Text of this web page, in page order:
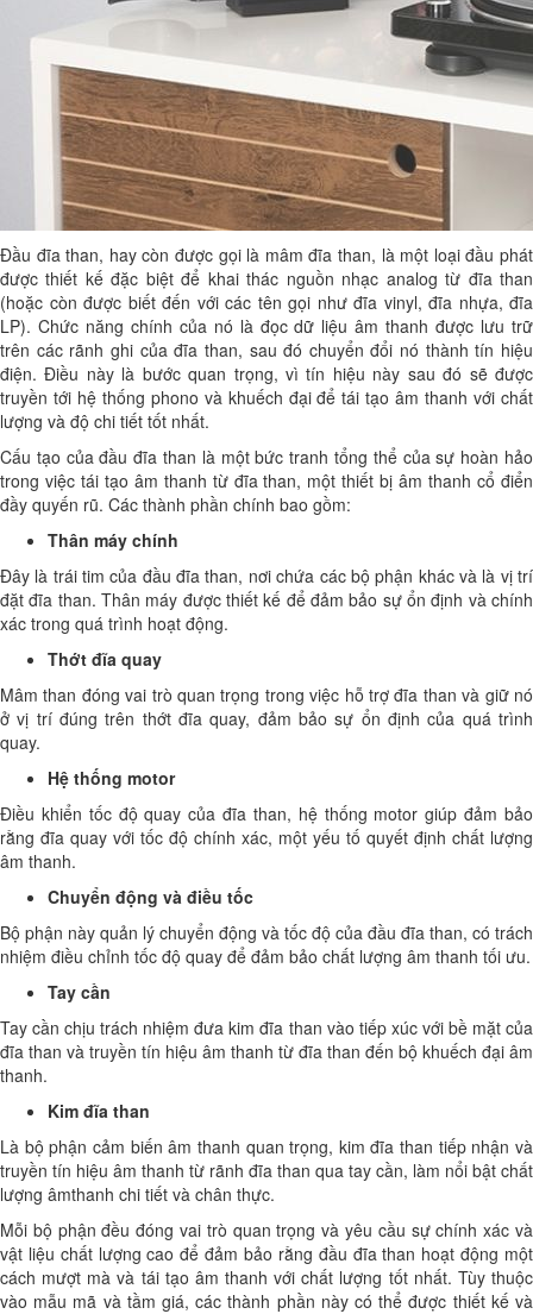
Đầu đĩa than, hay còn được gọi là mâm đĩa than, là một loại đầu phát
được thiết kế đặc biệt để khai thác nguồn nhạc analog từ đĩa than
(hoặc còn được biết đến với các tên gọi như đĩa vinyl, đĩa nhựa, đĩa
LP). Chức năng chính của nó là đọc dữ liệu âm thanh được lưu trữ
trên các rãnh ghi của đĩa than, sau đó chuyển đổi nó thành tín hiệu
điện. Điều này là bước quan trọng, vì tín hiệu này sau đó sẽ được
truyền tới hệ thống phono và khuếch đại để tái tạo âm thanh với chất
lượng và độ chi tiết tốt nhất.
Cấu tạo của đầu đĩa than là một bức tranh tổng thể của sự hoàn hảo
trong việc tái tạo âm thanh từ đĩa than, một thiết bị âm thanh cổ điển
đầy quyến rũ. Các thành phần chính bao gồm:
Thân máy chính
Đây là trái tim của đầu đĩa than, nơi chứa các bộ phận khác và là vị trí
đặt đĩa than. Thân máy được thiết kế để đảm bảo sự ổn định và chính
xác trong quá trình hoạt động.
Thớt đĩa quay
Mâm than đóng vai trò quan trọng trong việc hỗ trợ đĩa than và giữ nó
ở vị trí đúng trên thớt đĩa quay, đảm bảo sự ổn định của quá trình
quay.
Hệ thống motor
Điều khiển tốc độ quay của đĩa than, hệ thống motor giúp đảm bảo
rằng đĩa quay với tốc độ chính xác, một yếu tố quyết định chất lượng
âm thanh.
Chuyển động và điều tốc
Bộ phận này quản lý chuyển động và tốc độ của đầu đĩa than, có trách
nhiệm điều chỉnh tốc độ quay để đảm bảo chất lượng âm thanh tối ưu.
Tay cần
Tay cần chịu trách nhiệm đưa kim đĩa than vào tiếp xúc với bề mặt của
đĩa than và truyền tín hiệu âm thanh từ đĩa than đến bộ khuếch đại âm
thanh.
Kim đĩa than
Là bộ phận cảm biến âm thanh quan trọng, kim đĩa than tiếp nhận và
truyền tín hiệu âm thanh từ rãnh đĩa than qua tay cần, làm nổi bật chất
lượng âmthanh chi tiết và chân thực.
Mỗi bộ phận đều đóng vai trò quan trọng và yêu cầu sự chính xác và
vật liệu chất lượng cao để đảm bảo rằng đầu đĩa than hoạt động một
cách mượt mà và tái tạo âm thanh với chất lượng tốt nhất. Tùy thuộc
vào mẫu mã và tầm giá, các thành phần này có thể được thiết kế và